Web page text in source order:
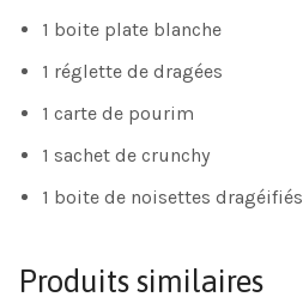
1 boite plate blanche
1 réglette de dragées
1 carte de pourim
1 sachet de crunchy
1 boite de noisettes dragéifiés
Produits similaires